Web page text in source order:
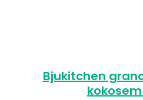
Bjukitchen